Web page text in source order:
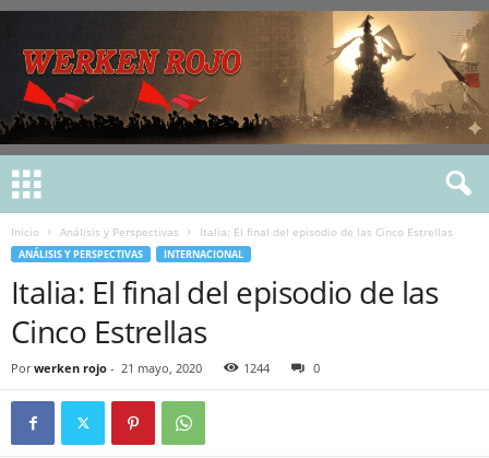
Inicio Análisis y Perspectivas Italia: El final del episodio de las Cinco Estrellas
ANÁLISIS Y PERSPECTIVAS INTERNACIONAL
Italia: El final del episodio de las
Cinco Estrellas
Por werken rojo - 21 mayo, 2020 1244 0